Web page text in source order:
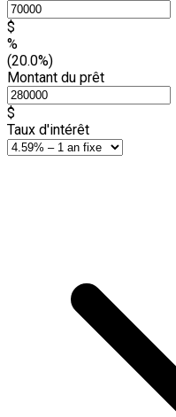
$
%
(20.0%)
Montant du prêt
$
Taux d'intérêt